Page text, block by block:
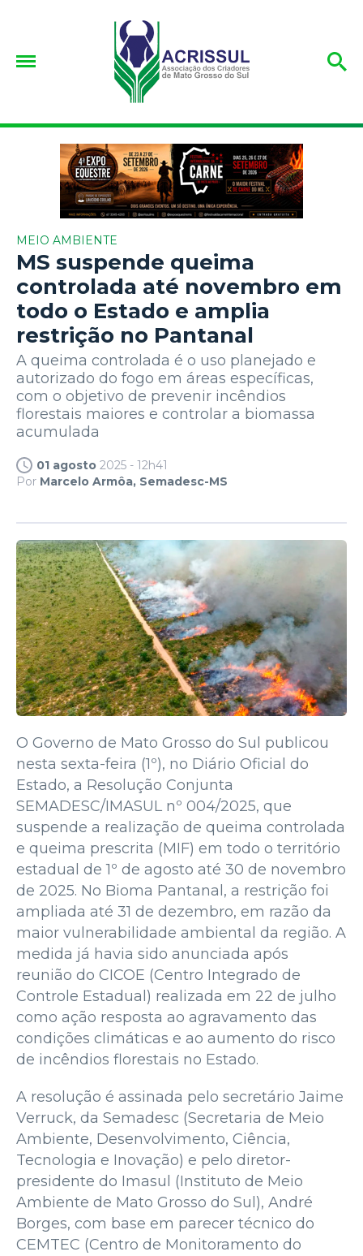
MEIO AMBIENTE
MS suspende queima
controlada até novembro em
todo o Estado e amplia
restrição no Pantanal
A queima controlada é o uso planejado e
autorizado do fogo em áreas específicas,
com o objetivo de prevenir incêndios
florestais maiores e controlar a biomassa
acumulada
01 agosto 2025 - 12h41
Por Marcelo Armôa, Semadesc-MS
O Governo de Mato Grosso do Sul publicou
nesta sexta-feira (1º), no Diário Oficial do
Estado, a Resolução Conjunta
SEMADESC/IMASUL nº 004/2025, que
suspende a realização de queima controlada
e queima prescrita (MIF) em todo o território
estadual de 1º de agosto até 30 de novembro
de 2025. No Bioma Pantanal, a restrição foi
ampliada até 31 de dezembro, em razão da
maior vulnerabilidade ambiental da região. A
medida já havia sido anunciada após
reunião do CICOE (Centro Integrado de
Controle Estadual) realizada em 22 de julho
como ação resposta ao agravamento das
condições climáticas e ao aumento do risco
de incêndios florestais no Estado.
A resolução é assinada pelo secretário Jaime
Verruck, da Semadesc (Secretaria de Meio
Ambiente, Desenvolvimento, Ciência,
Tecnologia e Inovação) e pelo diretor-
presidente do Imasul (Instituto de Meio
Ambiente de Mato Grosso do Sul), André
Borges, com base em parecer técnico do
CEMTEC (Centro de Monitoramento do